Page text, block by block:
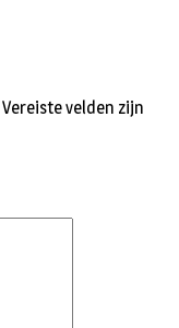
Vereiste velden zijn